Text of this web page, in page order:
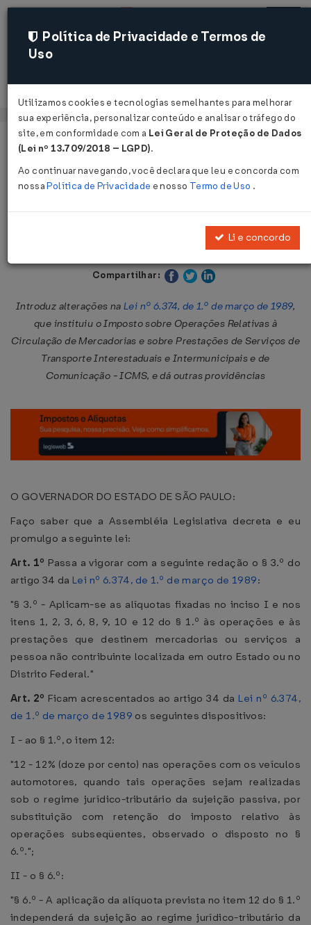
Acessar
Página Inicial Legislações
Lei Nº 8991 DE 23/12/1994
Publicado no DOE - SP em 24 dez 1994
Compartilhar:
Introduz alterações naLei nº 6.374, de 1.º de março de 1989,
que instituiu o Imposto sobre Operações Relativas à
Circulação de Mercadorias e sobre Prestações de Serviços de
Transporte Interestaduais e Intermunicipais e de
Comunicação - ICMS, e dá outras providências
O GOVERNADOR DO ESTADO DE SÃO PAULO:
Faço saber que a Assembléia Legislativa decreta e eu
promulgo a seguinte lei:
Art. 1º Passa a vigorar com a seguinte redação o § 3.º do
artigo 34 da Lei nº 6.374, de 1.º de março de 1989:
"§ 3.º - Aplicam-se as alíquotas fixadas no inciso I e nos
itens 1, 2, 3, 6, 8, 9, 10 e 12 do § 1.º às operações e às
prestações que destinem mercadorias ou serviços a
pessoa não contribuinte localizada em outro Estado ou no
Distrito Federal."
Art. 2º Ficam acrescentados ao artigo 34 da Lei nº 6.374,
de 1.º de março de 1989 os seguintes dispositivos:
I - ao § 1.º, o item 12:
"12 - 12% (doze por cento) nas operações com os veículos
automotores, quando tais operações sejam realizadas
sob o regime jurídico-tributário da sujeição passiva, por
substituição com retenção do imposto relativo às
operações subseqüentes, observado o disposto no §
6.º.";
II - o § 6.º:
"§ 6.º - A aplicação da alíquota prevista no item 12 do § 1.º
independerá da sujeição ao regime jurídico-tributário da
Política de Privacidade e Termos de
Uso
Utilizamos cookies e tecnologias semelhantes para melhorar
sua experiência, personalizar conteúdo e analisar o tráfego do
site, em conformidade com a Lei Geral de Proteção de Dados
(Lei nº 13.709/2018 – LGPD).
Ao continuar navegando, você declara que leu e concorda com
nossaPolítica de Privacidade e nosso Termo de Uso .
Li e concordo